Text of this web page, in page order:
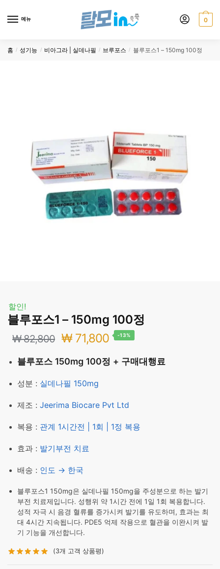
메뉴 0
홈 / 성기능 / 비아그라 | 실데나필 / 브루포스 / 블루포스1 – 150mg 100정
할인!
블루포스1 – 150mg 100정
₩82,800 원
래
₩ 82,800.
₩71,800현
재
₩ 71,800.
-13%
블루포스 150mg 100정 + 구매대행료
성분 : 실데나필 150mg
제조 : Jeerima Biocare Pvt Ltd
복용 : 관계 1시간전 | 1회 | 1정 복용
효과 : 발기부전 치료
배송 : 인도 → 한국
블루포스1 150mg은 실데나필 150mg을 주성분으로 하는 발기
부전 치료제입니다. 성행위 약 1시간 전에 1일 1회 복용합니다.
성적 자극 시 음경 혈류를 증가시켜 발기를 유도하며, 효과는 최
대 4시간 지속됩니다. PDE5 억제 작용으로 혈관을 이완시켜 발
기 기능을 개선합니다.
(3개 고객 상품평)